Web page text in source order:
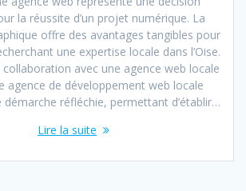
la réussite d’un projet numérique. La
offre des avantages tangibles pour
une expertise locale dans l’Oise.
collaboration avec une agence web locale
agence de développement web locale
démarche réfléchie, permettant d’établir…
Lire la suite